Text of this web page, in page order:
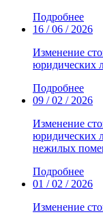
Подробнее
16 / 06 / 2026
Изменение
юридических
Подробнее
09 / 02 / 2026
Изменение
юридических
нежилых
Подробнее
01 / 02 / 2026
Изменение